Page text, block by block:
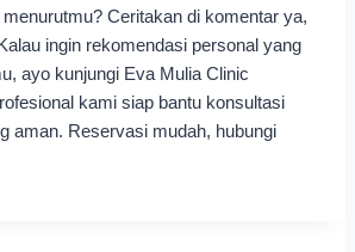
Ceritakan di komentar ya,
ingin rekomendasi personal yang
ayo kunjungi Eva Mulia Clinic
kami siap bantu konsultasi
aman. Reservasi mudah, hubungi